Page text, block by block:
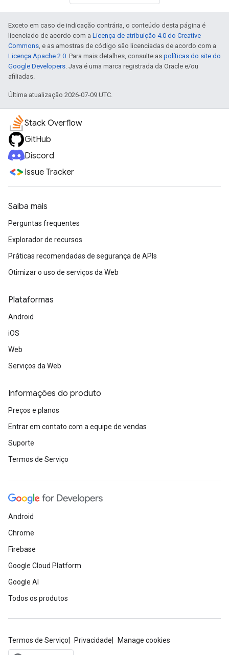
Exceto em caso de indicação contrária, o conteúdo desta página é
licenciado de acordo com a Licença de atribuição 4.0 do Creative
Commons, e as amostras de código são licenciadas de acordo com a
Licença Apache 2.0. Para mais detalhes, consulte as políticas do site do
Google Developers. Java é uma marca registrada da Oracle e/ou
afiliadas.
Última atualização 2026-07-09 UTC.
Stack Overflow
GitHub
Discord
Issue Tracker
Saiba mais
Perguntas frequentes
Explorador de recursos
Práticas recomendadas de segurança de APIs
Otimizar o uso de serviços da Web
Plataformas
Android
iOS
Web
Serviços da Web
Informações do produto
Preços e planos
Entrar em contato com a equipe de vendas
Suporte
Termos de Serviço
Android
Chrome
Firebase
Google Cloud Platform
Google AI
Todos os produtos
Termos de Serviço Privacidade Manage cookies